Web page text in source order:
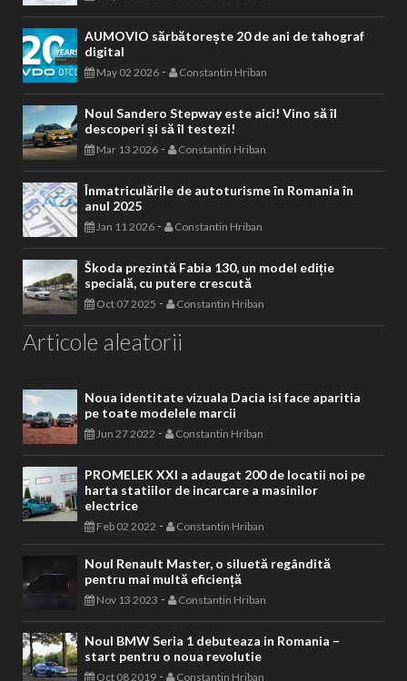
AUMOVIO sărbătorește 20 de ani de tahograf
digital
May 02 2026 - Constantin Hriban
Noul Sandero Stepway este aici! Vino să îl
descoperi și să îl testezi!
Mar 13 2026 - Constantin Hriban
Înmatriculările de autoturisme în Romania în
anul 2025
Jan 11 2026 - Constantin Hriban
Škoda prezintă Fabia 130, un model ediție
specială, cu putere crescută
Oct 07 2025 - Constantin Hriban
Articole aleatorii
Noua identitate vizuala Dacia isi face aparitia
pe toate modelele marcii
Jun 27 2022 - Constantin Hriban
PROMELEK XXI a adaugat 200 de locatii noi pe
harta statiilor de incarcare a masinilor
electrice
Feb 02 2022 - Constantin Hriban
Noul Renault Master, o siluetă regândită
pentru mai multă eficiență
Nov 13 2023 - Constantin Hriban
Noul BMW Seria 1 debuteaza in Romania –
start pentru o noua revolutie
Oct 08 2019 - Constantin Hriban